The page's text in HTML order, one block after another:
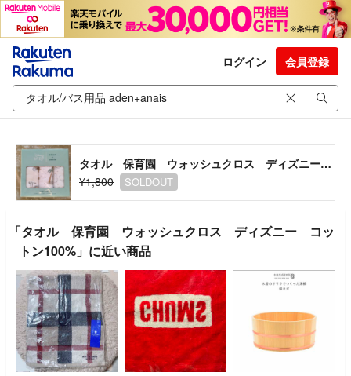
ログイン 会員登録
タオル 保育園 ウォッシュクロス ディズニー コットン100%
¥1,800
SOLDOUT
「タオル 保育園 ウォッシュクロス ディズニー コッ
トン100%」に近い商品